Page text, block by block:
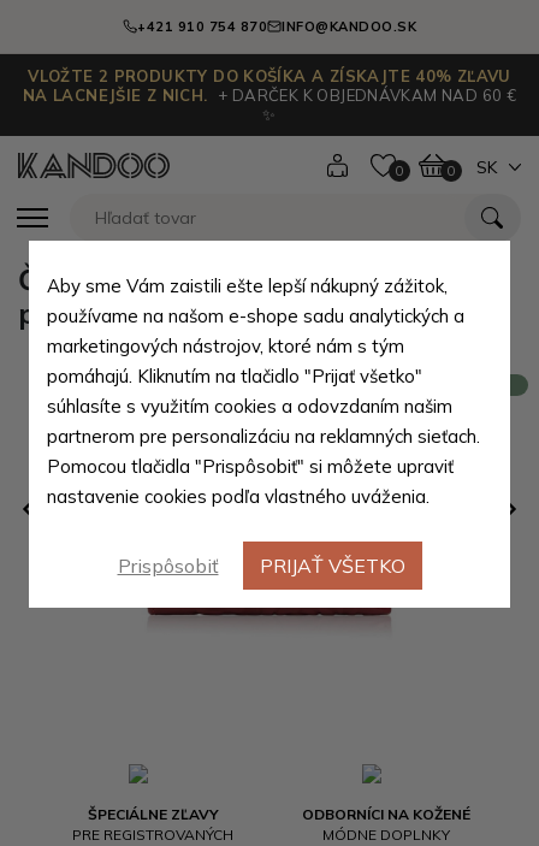
+421 910 754 870 INFO@KANDOO.SK
VLOŽTE 2 PRODUKTY DO KOŠÍKA A ZÍSKAJTE 40% ZĽAVU
NA LACNEJŠIE Z NICH.
+ DARČEK K OBJEDNÁVKAM NAD 60 €
✨
0 0 SK
ŠPECIÁLNE ZĽAVY
PRE REGISTROVANÝCH
ODBORNÍCI NA KOŽENÉ
MÓDNE DOPLNKY
Červená dámska kožená
peňaženka s razbou Sitora
Aby sme Vám zaistili ešte lepší nákupný zážitok,
používame na našom e-shope sadu analytických a
marketingových nástrojov, ktoré nám s tým
pomáhajú. Kliknutím na tlačidlo "Prijať všetko"
súhlasíte s využitím cookies a odovzdaním našim
partnerom pre personalizáciu na reklamných sieťach.
Pomocou tlačidla "Prispôsobiť" si môžete upraviť
nastavenie cookies podľa vlastného uváženia.
Prispôsobiť PRIJAŤ VŠETKO